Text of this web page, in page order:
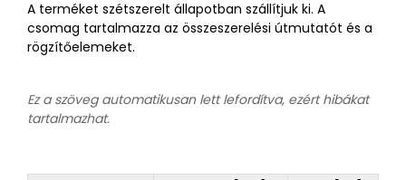
A terméket szétszerelt állapotban szállítjuk ki. A
csomag tartalmazza az összeszerelési útmutatót és a
rögzítőelemeket.
Ez a szöveg automatikusan lett lefordítva, ezért hibákat
tartalmazhat.